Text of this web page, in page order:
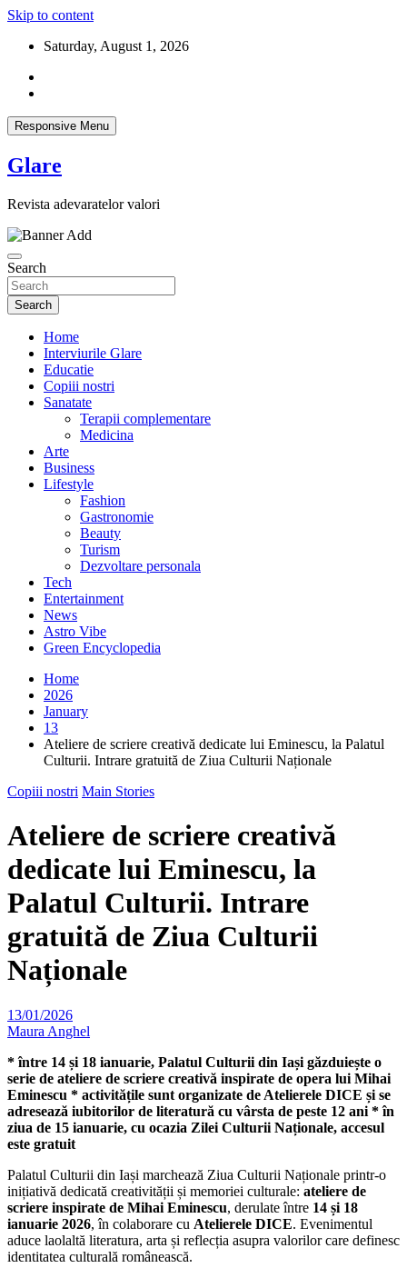
Skip to content
Saturday, August 1, 2026
Responsive Menu
Glare
Revista adevaratelor valori
Search
Search
Home
Interviurile Glare
Educatie
Copiii nostri
Sanatate
Terapii complementare
Medicina
Arte
Business
Lifestyle
Fashion
Gastronomie
Beauty
Turism
Dezvoltare personala
Tech
Entertainment
News
Astro Vibe
Green Encyclopedia
Home
2026
January
13
Ateliere de scriere creativă dedicate lui Eminescu, la Palatul
Culturii. Intrare gratuită de Ziua Culturii Naționale
Copiii nostri Main Stories
Ateliere de scriere creativă
dedicate lui Eminescu, la
Palatul Culturii. Intrare
gratuită de Ziua Culturii
Naționale
13/01/2026
Maura Anghel
* între 14 și 18 ianuarie, Palatul Culturii din Iași găzduiește o
serie de ateliere de scriere creativă inspirate de opera lui Mihai
Eminescu * activitățile sunt organizate de Atelierele DICE și se
adresează iubitorilor de literatură cu vârsta de peste 12 ani * în
ziua de 15 ianuarie, cu ocazia Zilei Culturii Naționale, accesul
este gratuit
Palatul Culturii din Iași marchează Ziua Culturii Naționale printr-o
inițiativă dedicată creativității și memoriei culturale: ateliere de
scriere inspirate de Mihai Eminescu, derulate între 14 și 18
ianuarie 2026, în colaborare cu Atelierele DICE. Evenimentul
aduce laolaltă literatura, arta și reflecția asupra valorilor care definesc
identitatea culturală românească.